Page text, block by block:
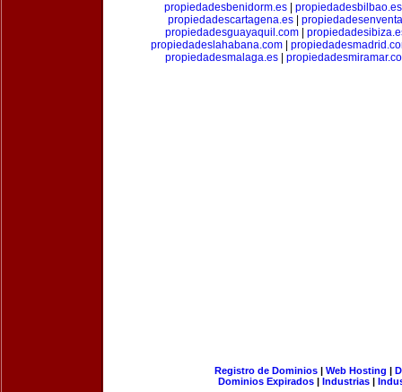
propiedadesbenidorm.es
propiedadesbilbao.es
propiedadescartagena.es|
propiedadesguayaquil.com
propiedadeslahabana.com|
propiedadesmalaga.es|
Registro de Dominios| Web Hosting |
Dominios Expirados | Industrias |